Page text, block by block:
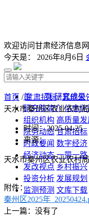
欢迎访问甘肃经济信息网
今天是： 2026年8月6日
首 页 研究成果
研究院简介 信息
组织机构 高质量发
院务动态 甘肃招标
时政要闻 数字经济
经济动态 一带一路
发改视点 乡村振兴
投资分析 发展规划
监测预测 文库下载
首页 /甘肃招标/其他公
天水市秦州区农业农村
时间：2025-04-25
来源：
天水市秦州区农业农村
附件：
秦州区2025年
上一篇：没有了